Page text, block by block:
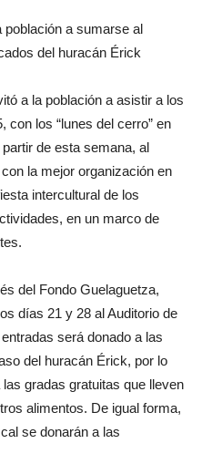
población a sumarse al
del huracán Érick
a la población a asistir a los
con los “lunes del cerro” en
de esta semana, al
la mejor organización en
intercultural de los
en un marco de
del Fondo Guelaguetza,
días 21 y 28 al Auditorio de
será donado a las
del huracán Érick, por lo
gradas gratuitas que lleven
alimentos. De igual forma,
se donarán a las